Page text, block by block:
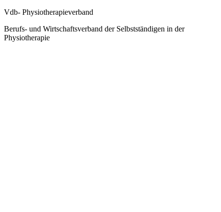
Vdb- Physiotherapieverband
Berufs- und Wirtschaftsverband der Selbstständigen in der
Physiotherapie